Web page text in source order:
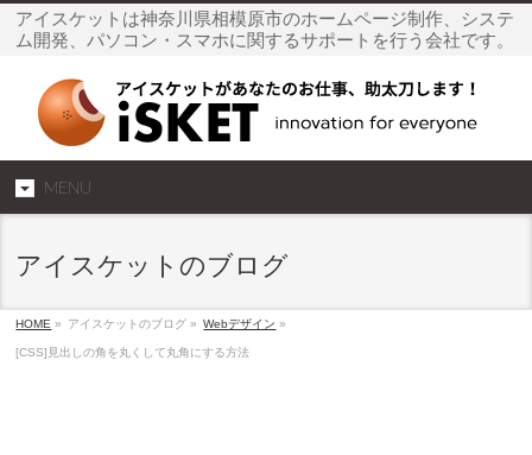
アイスケットは神奈川県相模原市のホームページ制作、システ
ム開発、パソコン・スマホに関するサポートを行う会社です。
MENU
アイスケットのブログ
HOME » アイスケットのブログ » Webデザイン »
[CSS]見出しの角を丸くして丸角にする方法